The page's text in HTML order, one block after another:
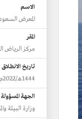
الاسم
المعرض السعودي
المقر
مركز الرياض
تاريخ الانطلاق
1444هـ/2022م.
الجهة المسؤولة
وزارة البيئة